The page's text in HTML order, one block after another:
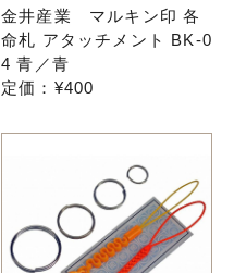
金井産業 マルキン印 各
命札 アタッチメント BK-0
4 青／青
定価：¥400